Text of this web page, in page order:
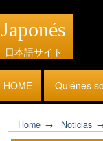
Japonés
日本語サイト
HOME Quiénes
Home Noticias